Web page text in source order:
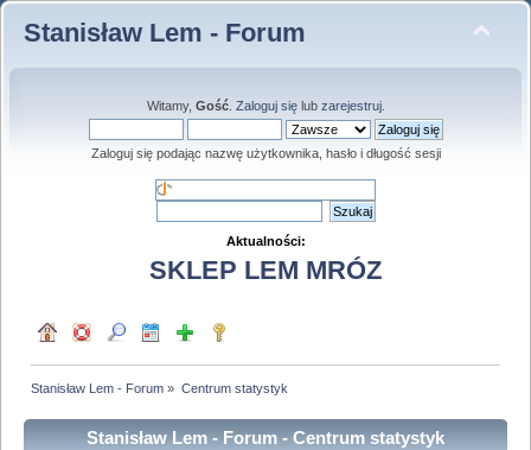
Stanisław Lem - Forum
Witamy, Gość. Zaloguj sięlub zarejestruj.
Zaloguj się podając nazwę użytkownika, hasło i długość sesji
Aktualności:
SKLEP LEM MRÓZ
Stanisław Lem - Forum » Centrum statystyk
Stanisław Lem - Forum - Centrum statystyk